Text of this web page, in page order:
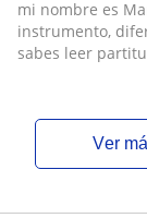
mi nombre es
instrumento,
sabes leer
ver